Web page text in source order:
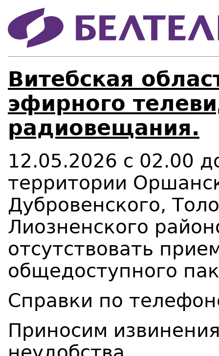
Витебская
эфирного
радиовещания.
12.05.2026 с 02.00
территории
Дубровенского,
Лиозненского
отсутствовать
общедоступного
Справки по
Приносим